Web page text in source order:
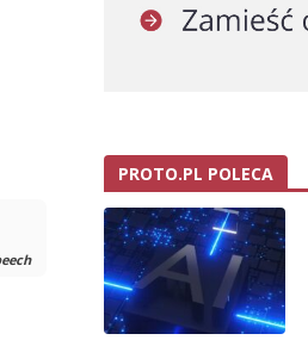
PROTO.PL POLECA